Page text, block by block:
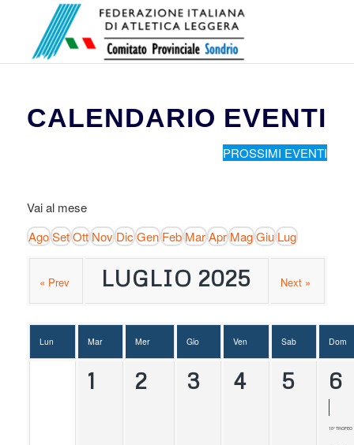
CALENDARIO EVENTI
PROSSIMI EVENTI
Vai al mese
AgoSetOttNovDicGenFebMarAprMagGiuLug
« Prev LUGLIO 2025 Next »
Lun Mar Mer Gio Ven Sab Dom
1 2 3 4 5 6
10° TROFEO